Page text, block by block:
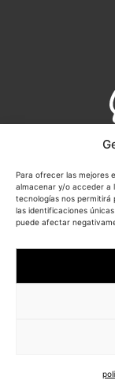
Para ofrecer las mejores
almacenar y/o acceder a
tecnologías nos
las identificaciones
puede afectar